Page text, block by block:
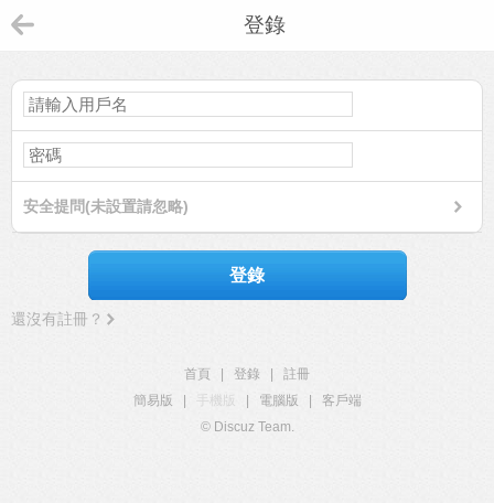
登錄
安全提問(未設置請忽略)
登錄
還沒有註冊？
首頁 登錄
註冊
簡易版
手機版 電腦版
客戶端
© Discuz Team.